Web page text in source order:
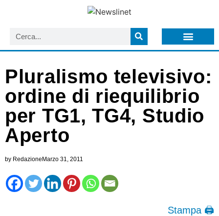
Pluralismo televisivo:
ordine di riequilibrio
per TG1, TG4, Studio
Aperto
by RedazioneMarzo 31, 2011
Stampa 🖨